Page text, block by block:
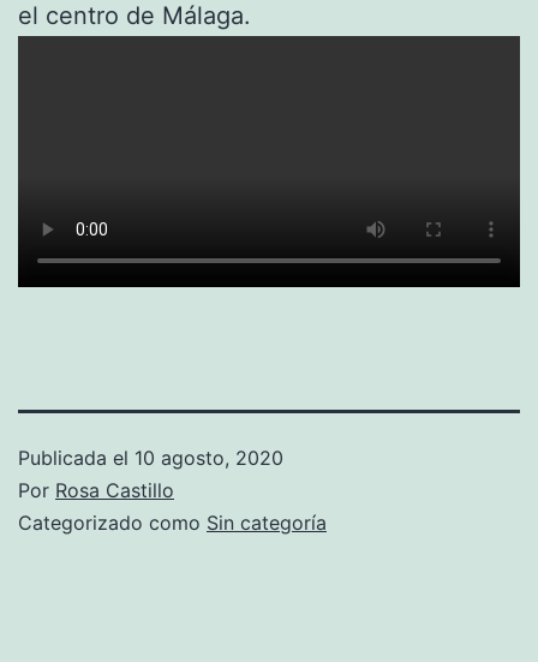
el centro de Málaga.
Publicada el 10 agosto, 2020
Por Rosa Castillo
Categorizado como Sin categoría